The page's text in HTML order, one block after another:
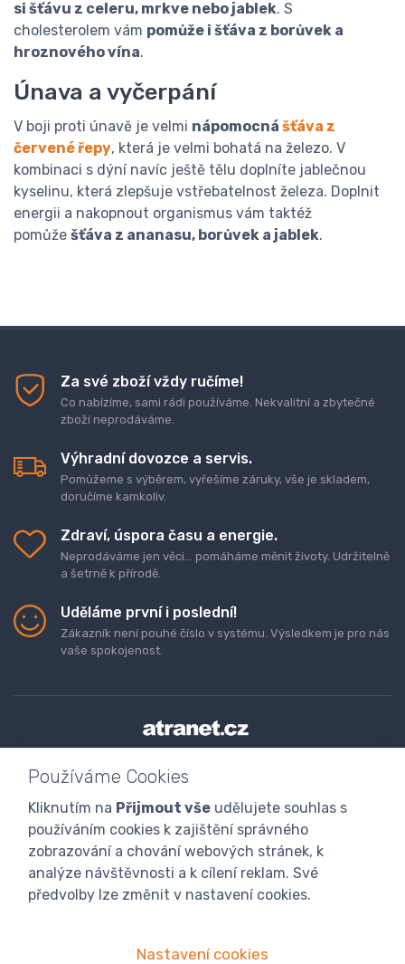
si šťávu z celeru, mrkve nebo jablek. S
cholesterolem vám pomůže i šťáva z borůvek a
hroznového vína.
Únava a vyčerpání
V boji proti únavě je velmi nápomocná šťáva z
červené řepy, která je velmi bohatá na železo. V
kombinaci s dýní navíc ještě tělu doplníte jablečnou
kyselinu, která zlepšuje vstřebatelnost železa. Doplnit
energii a nakopnout organismus vám taktéž
pomůže šťáva z ananasu, borůvek a jablek.
Za své zboží vždy ručíme!
Co nabízíme, sami rádi používáme. Nekvalitní a zbytečné
zboží neprodáváme.
Výhradní dovozce a servis.
Pomůžeme s výběrem, vyřešíme záruky, vše je skladem,
doručíme kamkoliv.
Zdraví, úspora času a energie.
Neprodáváme jen věci... pomáháme měnit životy. Udržitelně
a šetrně k přírodě.
Uděláme první i poslední!
Zákazník není pouhé číslo v systému. Výsledkem je pro nás
vaše spokojenost.
Doprava a platba zboží
Obchodní podmínky
Program digitalizace
Používáme Cookies
Kliknutím na Přijmout vše udělujete souhlas s
používáním cookies k zajištění správného
zobrazování a chování webových stránek, k
analýze návštěvnosti a k cílení reklam. Své
předvolby lze změnit v nastavení cookies.
Nastavení cookies